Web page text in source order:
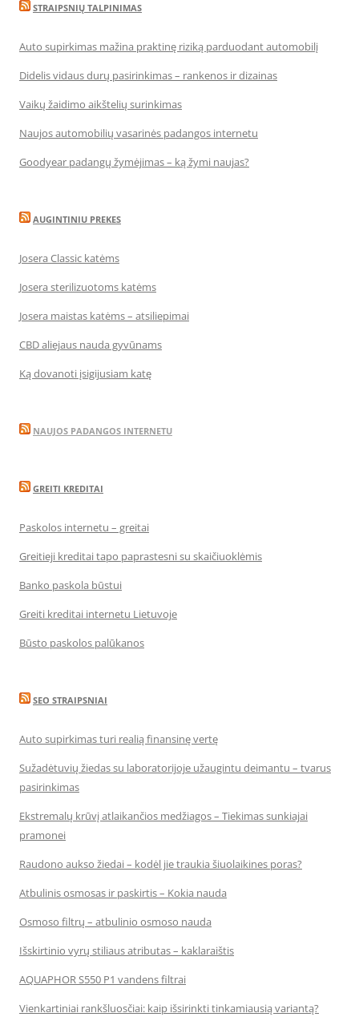
STRAIPSNIŲ TALPINIMAS
Auto supirkimas mažina praktinę riziką parduodant automobilį
Didelis vidaus durų pasirinkimas – rankenos ir dizainas
Vaikų žaidimo aikštelių surinkimas
Naujos automobilių vasarinės padangos internetu
Goodyear padangų žymėjimas – ką žymi naujas?
AUGINTINIU PREKES
Josera Classic katėms
Josera sterilizuotoms katėms
Josera maistas katėms – atsiliepimai
CBD aliejaus nauda gyvūnams
Ką dovanoti įsigijusiam katę
NAUJOS PADANGOS INTERNETU
GREITI KREDITAI
Paskolos internetu – greitai
Greitieji kreditai tapo paprastesni su skaičiuoklėmis
Banko paskola būstui
Greiti kreditai internetu Lietuvoje
Būsto paskolos palūkanos
SEO STRAIPSNIAI
Auto supirkimas turi realią finansinę vertę
Sužadėtuvių žiedas su laboratorijoje užaugintu deimantu – tvarus
pasirinkimas
Ekstremalų krūvį atlaikančios medžiagos – Tiekimas sunkiajai
pramonei
Raudono aukso žiedai – kodėl jie traukia šiuolaikines poras?
Atbulinis osmosas ir paskirtis – Kokia nauda
Osmoso filtrų – atbulinio osmoso nauda
Išskirtinio vyrų stiliaus atributas – kaklaraištis
AQUAPHOR S550 P1 vandens filtrai
Vienkartiniai rankšluosčiai: kaip išsirinkti tinkamiausią variantą?